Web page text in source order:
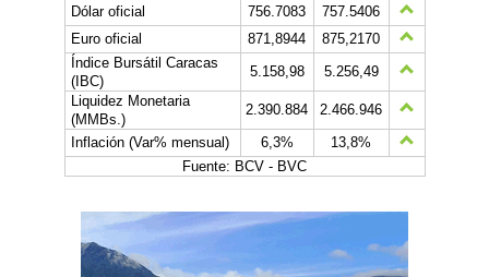
Dólar oficial
756.7083
757.5406
Euro oficial
871,8944
875,2170
Índice Bursátil Caracas
(IBC)
5.158,98
5.256,49
Liquidez Monetaria
(MMBs.)
2.390.884
2.466.946
Inflación (Var% mensual)
6,3%
13,8%
Fuente: BCV - BVC